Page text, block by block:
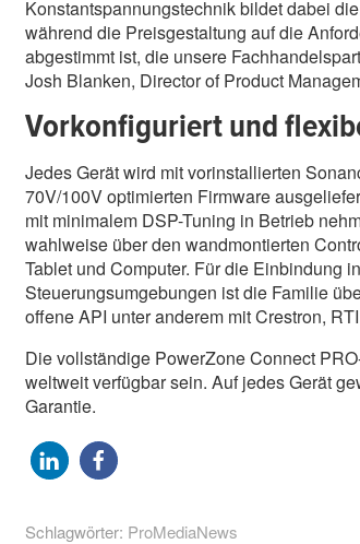
Konstantspannungstechnik bildet dabei
während die Preisgestaltung auf die
abgestimmt ist, die unsere
Josh Blanken, Director of Product
Vorkonfiguriert und
Jedes Gerät wird mit vorinstallierten
70V/100V optimierten Firmware
mit minimalem DSP-Tuning in Betrieb
wahlweise über den wandmontierten
Tablet und Computer. Für die Einbindung
Steuerungsumgebungen ist die Familie
offene API unter anderem mit Crestron,
Die vollständige PowerZone Connect
weltweit verfügbar sein. Auf jedes Gerät
Garantie.
Schlagwörter: ProMediaNews